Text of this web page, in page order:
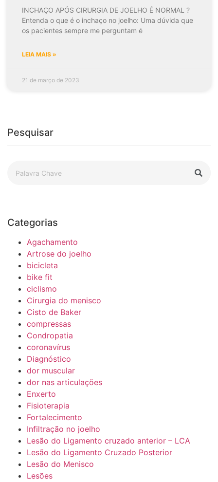
INCHAÇO APÓS CIRURGIA DE JOELHO É NORMAL ?
Entenda o que é o inchaço no joelho: Uma dúvida que
os pacientes sempre me perguntam é
LEIA MAIS »
21 de março de 2023
Pesquisar
Categorias
Agachamento
Artrose do joelho
bicicleta
bike fit
ciclismo
Cirurgia do menisco
Cisto de Baker
compressas
Condropatia
coronavírus
Diagnóstico
dor muscular
dor nas articulações
Enxerto
Fisioterapia
Fortalecimento
Infiltração no joelho
Lesão do Ligamento cruzado anterior – LCA
Lesão do Ligamento Cruzado Posterior
Lesão do Menisco
Lesões